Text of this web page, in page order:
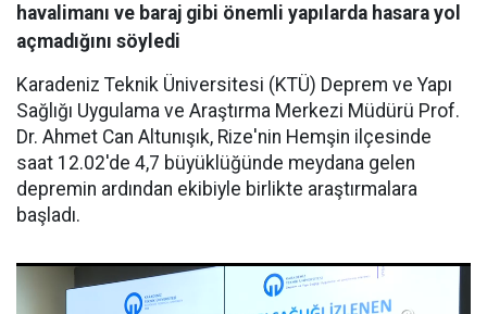
havalimanı ve baraj gibi önemli yapılarda hasara yol
açmadığını söyledi
Karadeniz Teknik Üniversitesi (KTÜ) Deprem ve Yapı
Sağlığı Uygulama ve Araştırma Merkezi Müdürü Prof.
Dr. Ahmet Can Altunışık, Rize'nin Hemşin ilçesinde
saat 12.02'de 4,7 büyüklüğünde meydana gelen
depremin ardından ekibiyle birlikte araştırmalara
başladı.